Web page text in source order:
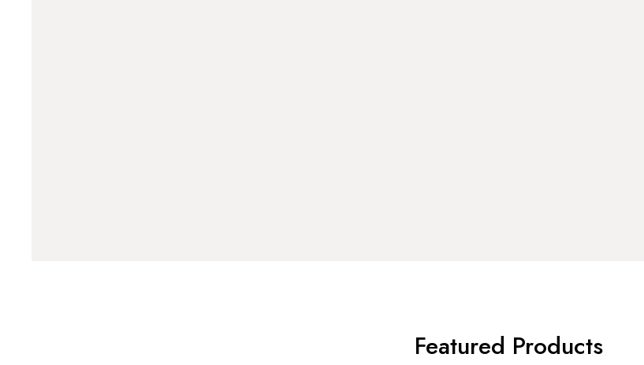
Featured Products